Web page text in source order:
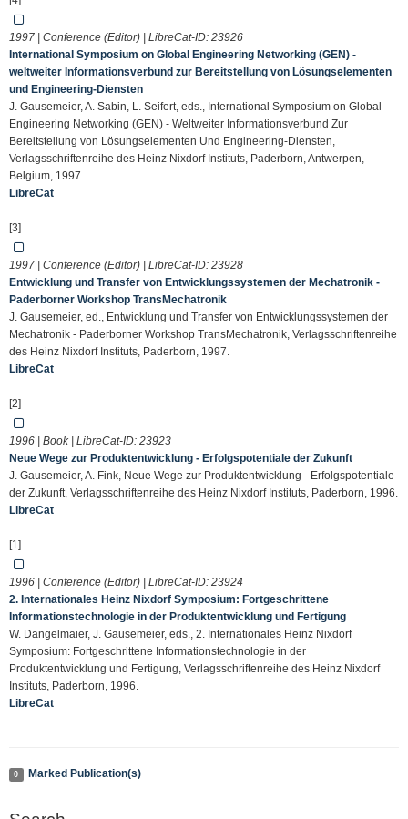
1997 | Conference (Editor) | LibreCat-ID: 23926
International Symposium on Global Engineering Networking (GEN) -
weltweiter Informationsverbund zur Bereitstellung von Lösungselementen
und Engineering-Diensten
J. Gausemeier, A. Sabin, L. Seifert, eds., International Symposium on Global
Engineering Networking (GEN) - Weltweiter Informationsverbund Zur
Bereitstellung von Lösungselementen Und Engineering-Diensten,
Verlagsschriftenreihe des Heinz Nixdorf Instituts, Paderborn, Antwerpen,
Belgium, 1997.
LibreCat
[3]
1997 | Conference (Editor) | LibreCat-ID: 23928
Entwicklung und Transfer von Entwicklungssystemen der Mechatronik -
Paderborner Workshop TransMechatronik
J. Gausemeier, ed., Entwicklung und Transfer von Entwicklungssystemen der
Mechatronik - Paderborner Workshop TransMechatronik, Verlagsschriftenreihe
des Heinz Nixdorf Instituts, Paderborn, 1997.
LibreCat
[2]
1996 | Book | LibreCat-ID: 23923
Neue Wege zur Produktentwicklung - Erfolgspotentiale der Zukunft
J. Gausemeier, A. Fink, Neue Wege zur Produktentwicklung - Erfolgspotentiale
der Zukunft, Verlagsschriftenreihe des Heinz Nixdorf Instituts, Paderborn, 1996.
LibreCat
[1]
1996 | Conference (Editor) | LibreCat-ID: 23924
2. Internationales Heinz Nixdorf Symposium: Fortgeschrittene
Informationstechnologie in der Produktentwicklung und Fertigung
W. Dangelmaier, J. Gausemeier, eds., 2. Internationales Heinz Nixdorf
Symposium: Fortgeschrittene Informationstechnologie in der
Produktentwicklung und Fertigung, Verlagsschriftenreihe des Heinz Nixdorf
Instituts, Paderborn, 1996.
LibreCat
0 Marked Publication(s)